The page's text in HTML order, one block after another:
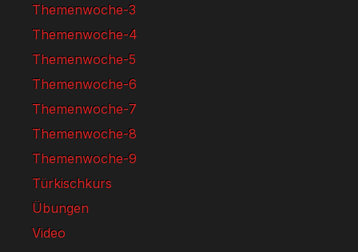
Themenwoche-3
Themenwoche-4
Themenwoche-5
Themenwoche-6
Themenwoche-7
Themenwoche-8
Themenwoche-9
Türkischkurs
Übungen
Video